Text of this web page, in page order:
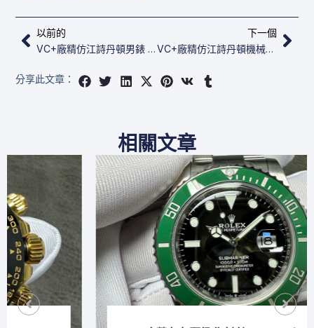
上一頁
以前的
VC+廠精仿江詩丹頓男錶​​​​​ Patrimony 85180/000R-H116
下一個
VC+廠精仿江詩丹頓機械錶​​​​​​​ Patrimony 85180/000R-9248
下
分享此文章：
相關文章